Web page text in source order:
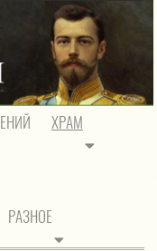
ХРАМ
РАЗНОЕ